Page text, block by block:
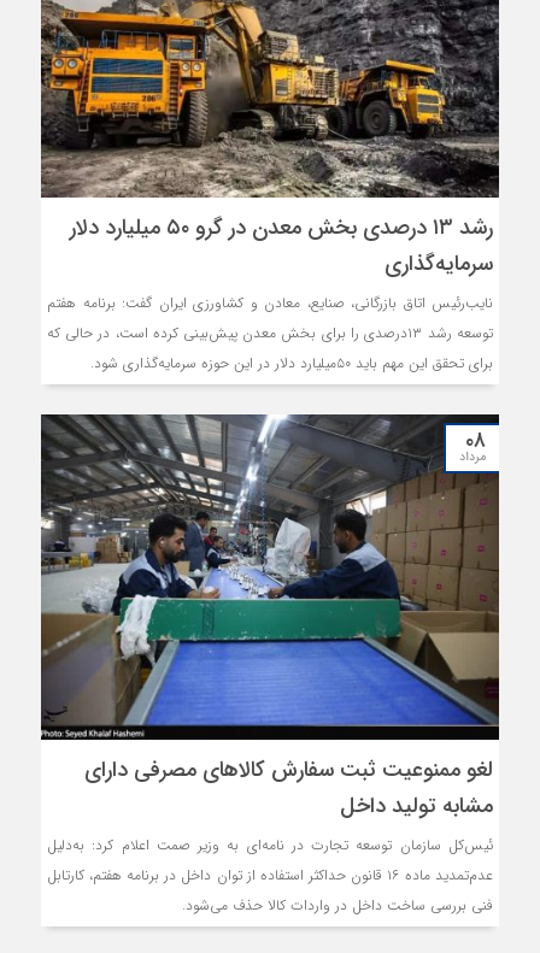
رشد ۱۳ درصدی بخش معدن در گرو ۵۰ میلیارد دلار
سرمایه‌گذاری
نایب‌‌‌رئیس اتاق بازرگانی، صنایع، معادن و کشاورزی ایران گفت: برنامه هفتم
توسعه رشد ۱۳درصدی را برای بخش معدن پیش‌بینی کرده است، در حالی که
برای تحقق این مهم باید ۵۰میلیارد دلار در این حوزه سرمایه‌گذاری شود.
۰۸
مرداد
لغو ممنوعیت ثبت سفارش کالاهای مصرفی دارای
مشابه تولید داخل
ئیس‌کل سازمان توسعه تجارت در نامه‌ای به وزیر صمت اعلام کرد: به‌دلیل
عدم‌تمدید ماده ۱۶ قانون حداکثر استفاده از توان داخل در برنامه هفتم، کارتابل
فنی بررسی ساخت داخل در واردات کالا حذف می‌شود.